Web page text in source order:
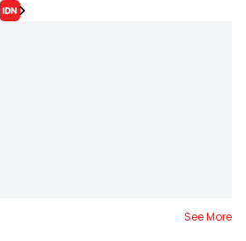
See More